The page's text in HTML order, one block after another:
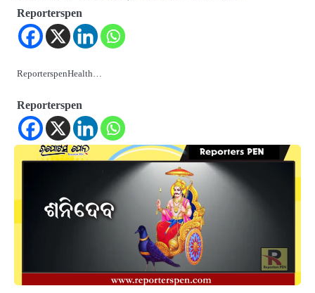
Reporterspen
ReporterspenHealth…
Reporterspen